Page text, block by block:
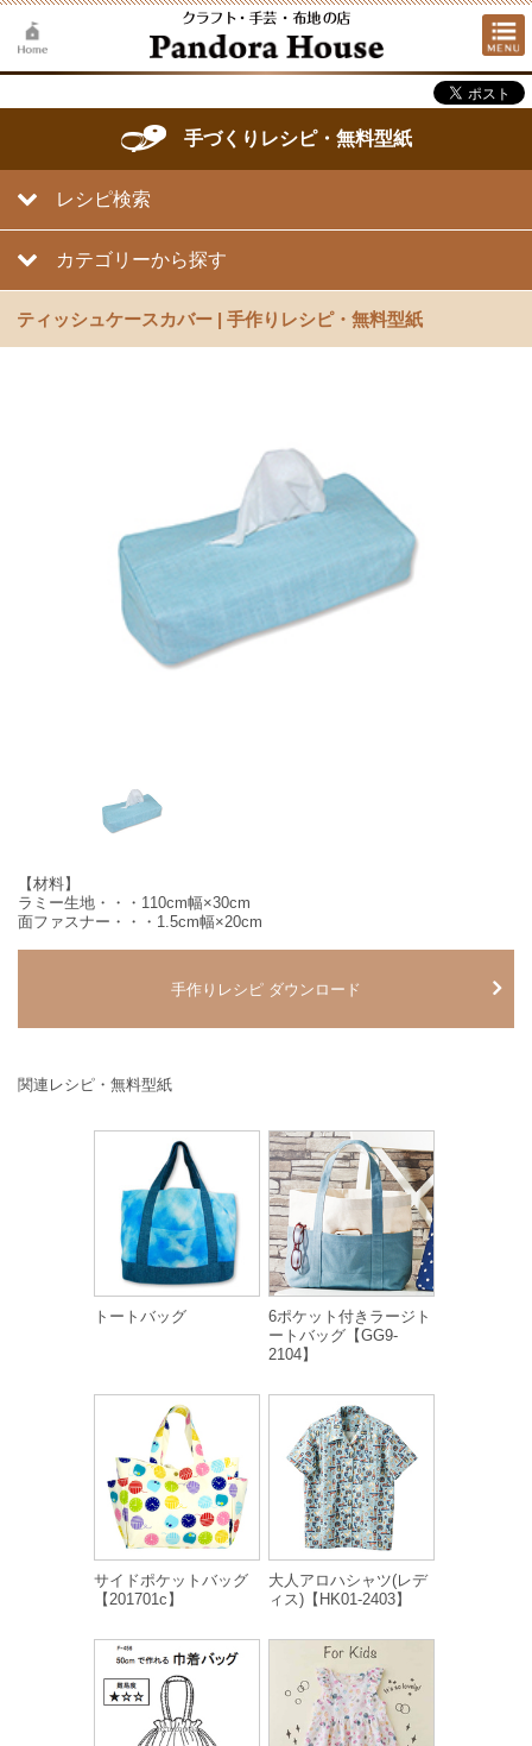
手づくりレシピ・無料型紙
レシピ検索
カテゴリーから探す
ティッシュケースカバー | 手作りレシピ・無料型紙
【材料】
ラミー生地・・・110cm幅×30cm
面ファスナー・・・1.5cm幅×20cm
手作りレシピ ダウンロード
関連レシピ・無料型紙
トートバッグ
6ポケット付きラージト
ートバッグ【GG9-
2104】
サイドポケットバッグ
【201701c】
大人アロハシャツ(レデ
ィス)【HK01-2403】